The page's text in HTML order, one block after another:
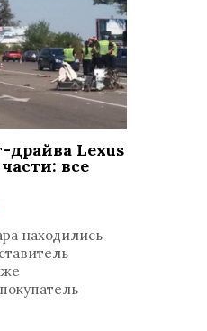
драйва Lexus
все
0
находились